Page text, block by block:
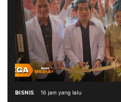
BISNIS 16 jam yang lalu